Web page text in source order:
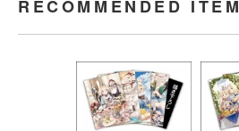
RECOMMENDED ITEM